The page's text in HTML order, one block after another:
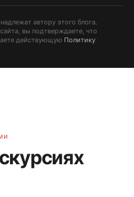
автору этого блога.
вы подтверждаете, что
действующую Политику